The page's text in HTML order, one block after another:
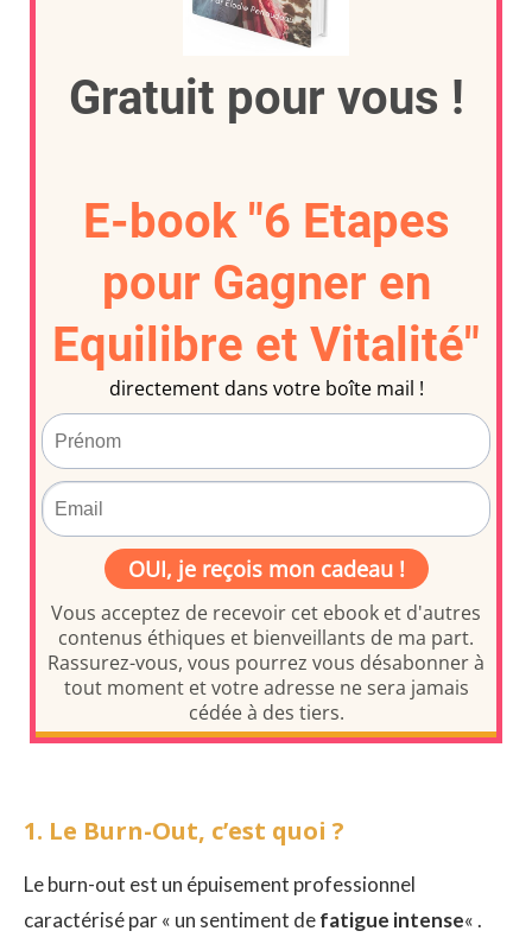
1. Le Burn-Out, c’est quoi ?
Le burn-out est un épuisement professionnel
caractérisé par « un sentiment defatigue intense« .